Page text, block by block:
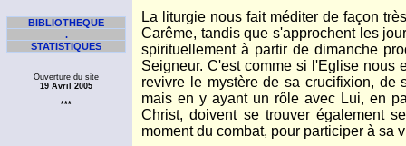
BIBLIOTHEQUE
.
STATISTIQUES
Ouverture du site
19 Avril 2005
***
La liturgie nous fait méditer de façon
Carême, tandis que s'approchent les
spirituellement à partir de dimanche
Seigneur. C'est comme si l'Eglise nous
revivre le mystère de sa crucifixion, de
mais en y ayant un rôle avec Lui, en
Christ, doivent se trouver également
moment du combat, pour participer à sa